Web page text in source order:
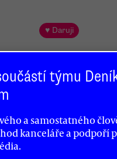
♥ Daruji
korupce středočeského
týmu
a samostatného
kanceláře a podpoří